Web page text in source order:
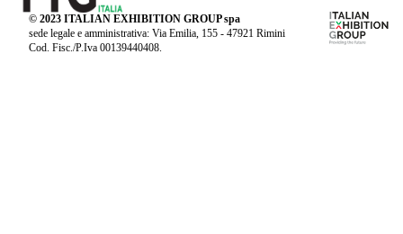
© 2023 ITALIAN EXHIBITION GROUP spa
sede legale e amministrativa: Via Emilia, 155 - 47921 Rimini
Cod. Fisc./P.Iva 00139440408.